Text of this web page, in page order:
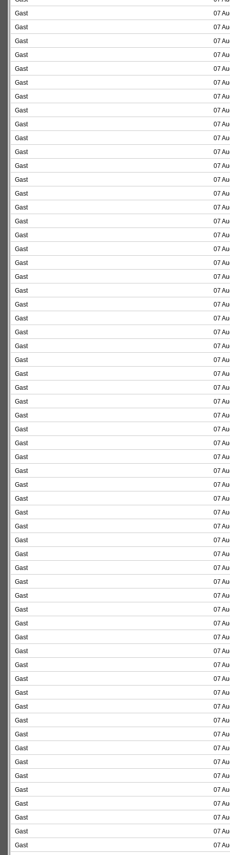
Gast
07
Gast
07
Gast
07
Gast
07
Gast
07
Gast
07
Gast
07
Gast
07
Gast
07
Gast
07
Gast
07
Gast
07
Gast
07
Gast
07
Gast
07
Gast
07
Gast
07
Gast
07
Gast
07
Gast
07
Gast
07
Gast
07
Gast
07
Gast
07
Gast
07
Gast
07
Gast
07
Gast
07
Gast
07
Gast
07
Gast
07
Gast
07
Gast
07
Gast
07
Gast
07
Gast
07
Gast
07
Gast
07
Gast
07
Gast
07
Gast
07
Gast
07
Gast
07
Gast
07
Gast
07
Gast
07
Gast
07
Gast
07
Gast
07
Gast
07
Gast
07
Gast
07
Gast
07
Gast
07
Gast
07
Gast
07
Gast
07
Gast
07
Gast
07
Gast
07
Gast
07